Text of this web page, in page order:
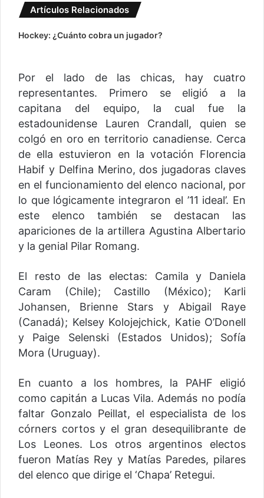
Artículos Relacionados
Hockey: ¿Cuánto cobra un jugador?
Por el lado de las chicas, hay cuatro
representantes. Primero se eligió a la
capitana del equipo, la cual fue la
estadounidense Lauren Crandall, quien se
colgó en oro en territorio canadiense. Cerca
de ella estuvieron en la votación Florencia
Habif y Delfina Merino, dos jugadoras claves
en el funcionamiento del elenco nacional, por
lo que lógicamente integraron el ’11 ideal’. En
este elenco también se destacan las
apariciones de la artillera Agustina Albertario
y la genial Pilar Romang.
El resto de las electas: Camila y Daniela
Caram (Chile); Castillo (México); Karli
Johansen, Brienne Stars y Abigail Raye
(Canadá); Kelsey Kolojejchick, Katie O’Donell
y Paige Selenski (Estados Unidos); Sofía
Mora (Uruguay).
En cuanto a los hombres, la PAHF eligió
como capitán a Lucas Vila. Además no podía
faltar Gonzalo Peillat, el especialista de los
córners cortos y el gran desequilibrante de
Los Leones. Los otros argentinos electos
fueron Matías Rey y Matías Paredes, pilares
del elenco que dirige el ‘Chapa’ Retegui.